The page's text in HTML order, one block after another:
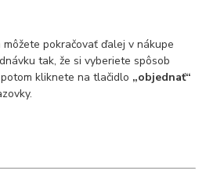
pokračovať ďalej v nákupe
tak, že si vyberiete spôsob
kliknete na tlačidlo „objednať“